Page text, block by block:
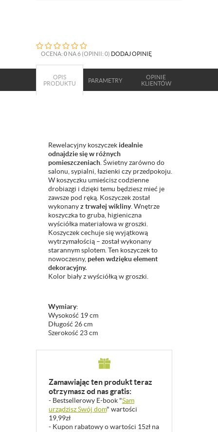
OCENA: 0 NA 6 (OPINII: 0) DODAJ OPINIĘ
OPIS
PRODUKTU
PARAMETRY
OPINIE
KLIENTÓW
Rewelacyjny koszyczek idealnie
odnajdzie się w różnych
pomieszczeniach. Świetny zarówno do
salonu, sypialni, łazienki czy przedpokoju.
W koszyczku umieścisz codzienne
drobiazgi i dzięki temu będziesz mieć je
zawsze pod ręką. Koszyczek został
wykonanyz trwałej wikliny. Wnętrze
koszyczka to gruba, higieniczna
wyściółka materiałowa w groszki.
Koszyczek cechuje się wyjątkową
wytrzymałością – został wykonany
starannym splotem. Ten koszyczek to
nowoczesny, pełen wdzięku element
dekoracyjny.
Kolor biały z wyściółką w groszki.
Wymiary:
Wysokość 19 cm
Długość 26 cm
Szerokość 23 cm
Zamawiając ten produkt teraz
otrzymasz od nas gratis:
- Bestsellerowy E-book "Sam
urządzisz Swój dom" wartości
19,99zł
- Kupon rabatowy o wartości 15zł na